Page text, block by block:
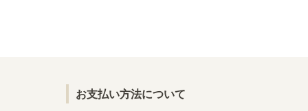
お支払い方法について